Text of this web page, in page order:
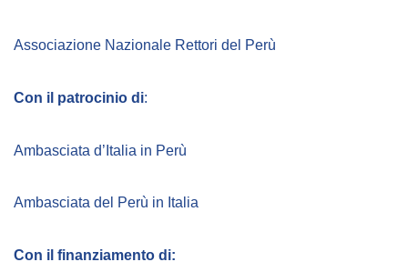
Foto
Video
Pubblicazioni
Associazione Nazionale Rettori del Perù
Con il patrocinio di:
Ambasciata d’Italia in Perù
Ambasciata del Perù in Italia
Con il finanziamento di: